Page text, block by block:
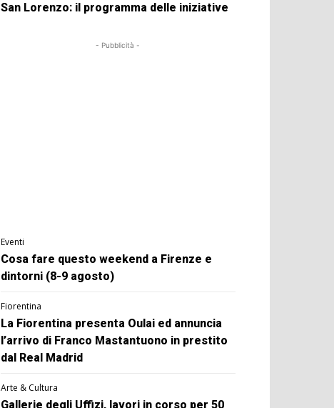
San Lorenzo: il programma delle iniziative
- Pubblicità -
Eventi
Cosa fare questo weekend a Firenze e
dintorni (8-9 agosto)
Fiorentina
La Fiorentina presenta Oulai ed annuncia
l’arrivo di Franco Mastantuono in prestito
dal Real Madrid
Arte & Cultura
Gallerie degli Uffizi, lavori in corso per 50